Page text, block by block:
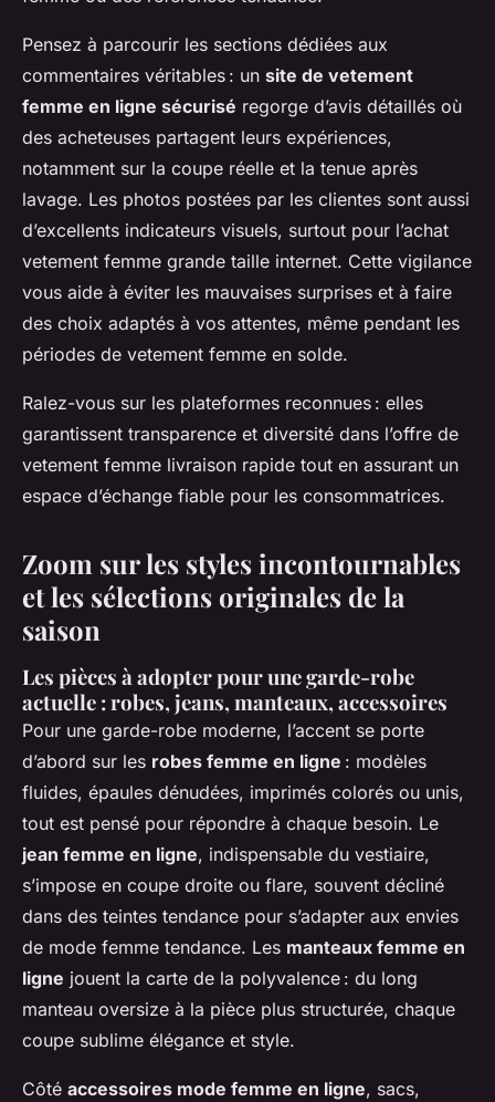
Pensez à parcourir les sections dédiées aux
commentaires véritables : un site de vetement
femme en ligne sécurisé regorge d’avis détaillés où
des acheteuses partagent leurs expériences,
notamment sur la coupe réelle et la tenue après
lavage. Les photos postées par les clientes sont aussi
d’excellents indicateurs visuels, surtout pour l’achat
vetement femme grande taille internet. Cette vigilance
vous aide à éviter les mauvaises surprises et à faire
des choix adaptés à vos attentes, même pendant les
périodes de vetement femme en solde.
Ralez-vous sur les plateformes reconnues : elles
garantissent transparence et diversité dans l’offre de
vetement femme livraison rapide tout en assurant un
espace d’échange fiable pour les consommatrices.
Zoom sur les styles incontournables
et les sélections originales de la
saison
Les pièces à adopter pour une garde-robe
actuelle : robes, jeans, manteaux, accessoires
Pour une garde-robe moderne, l’accent se porte
d’abord sur les robes femme en ligne : modèles
fluides, épaules dénudées, imprimés colorés ou unis,
tout est pensé pour répondre à chaque besoin. Le
jean femme en ligne, indispensable du vestiaire,
s’impose en coupe droite ou flare, souvent décliné
dans des teintes tendance pour s’adapter aux envies
de mode femme tendance. Les manteaux femme en
ligne jouent la carte de la polyvalence : du long
manteau oversize à la pièce plus structurée, chaque
coupe sublime élégance et style.
Côté accessoires mode femme en ligne, sacs,